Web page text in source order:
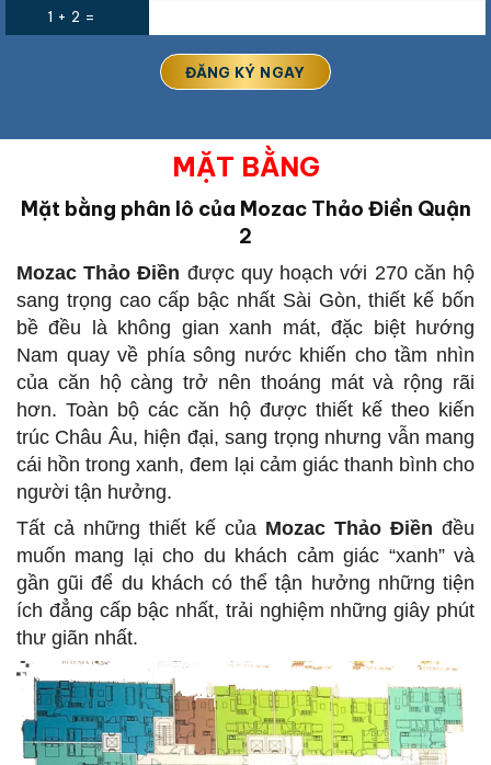
1 + 2 =
MẶT BẰNG
Mặt bằng phân lô của Mozac Thảo Điền Quận
2
Mozac Thảo Điền được quy hoạch với 270 căn hộ
sang trọng cao cấp bậc nhất Sài Gòn, thiết kế bốn
bề đều là không gian xanh mát, đặc biệt hướng
Nam quay về phía sông nước khiến cho tầm nhìn
của căn hộ càng trở nên thoáng mát và rộng rãi
hơn. Toàn bộ các căn hộ được thiết kế theo kiến
trúc Châu Âu, hiện đại, sang trọng nhưng vẫn mang
cái hồn trong xanh, đem lại cảm giác thanh bình cho
người tận hưởng.
Tất cả những thiết kế của Mozac Thảo Điền đều
muốn mang lại cho du khách cảm giác “xanh” và
gần gũi để du khách có thể tận hưởng những tiện
ích đẳng cấp bậc nhất, trải nghiệm những giây phút
thư giãn nhất.